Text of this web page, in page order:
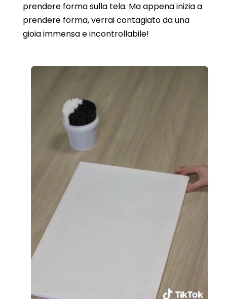
prendere forma sulla tela. Ma appena inizia a
prendere forma, verrai contagiato da una
gioia immensa e incontrollabile!